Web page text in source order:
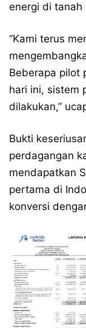
energi di tanah
“Kami terus
Beberapa pilot
hari ini, sistem
dilakukan,”
Bukti
perdagangan
mendapatkan
pertama di
konversi